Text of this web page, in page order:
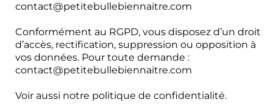
contact@petitebullebiennaitre.com
Conformément au RGPD, vous disposez d’un droit
d’accès, rectification, suppression ou opposition à
vos données. Pour toute demande :
contact@petitebullebiennaitre.com
Voir aussi notre politique de confidentialité.